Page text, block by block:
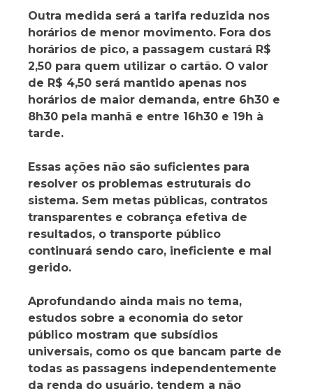
Outra medida será a tarifa reduzida nos
horários de menor movimento. Fora dos
horários de pico, a passagem custará R$
2,50 para quem utilizar o cartão. O valor
de R$ 4,50 será mantido apenas nos
horários de maior demanda, entre 6h30 e
8h30 pela manhã e entre 16h30 e 19h à
tarde.
Essas ações não são suficientes para
resolver os problemas estruturais do
sistema. Sem metas públicas, contratos
transparentes e cobrança efetiva de
resultados, o transporte público
continuará sendo caro, ineficiente e mal
gerido.
Aprofundando ainda mais no tema,
estudos sobre a economia do setor
público mostram que subsídios
universais, como os que bancam parte de
todas as passagens independentemente
da renda do usuário, tendem a não